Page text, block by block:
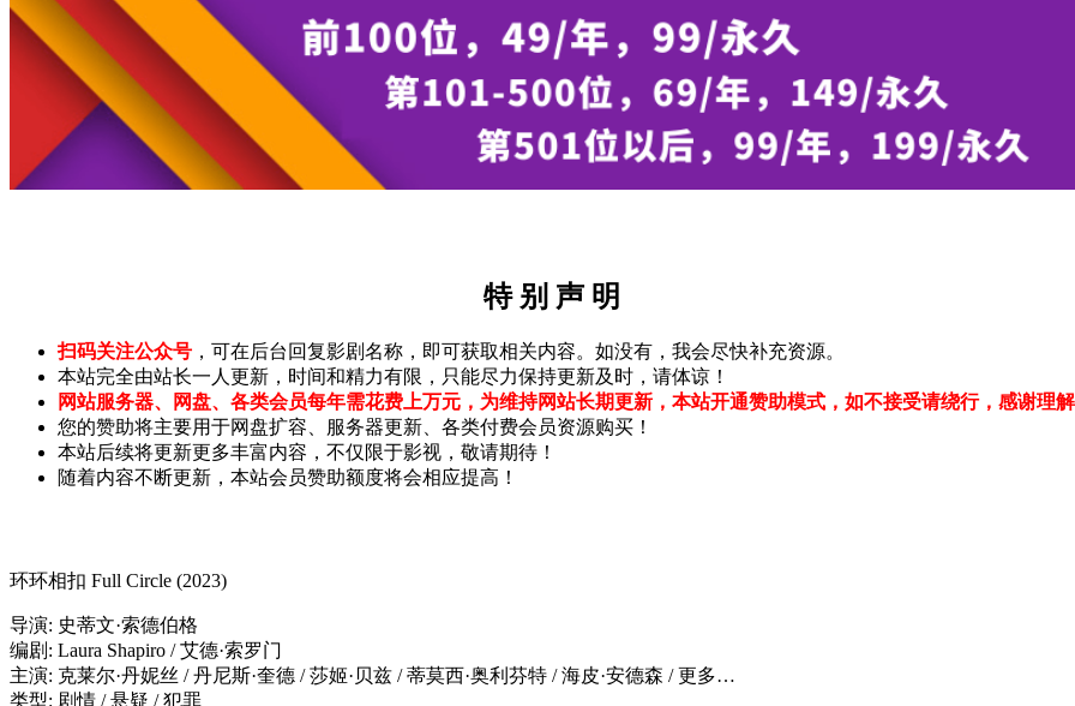
特 别 声 明
扫码关注公众号 ，可在后台回复影剧名称，即可获取相关内容。如没有，我会尽快补充资源。
本站完全由站长一人更新，时间和精力有限，只能尽力保持更新及时，请体谅！
网站服务器、网盘、各类会员每年需花费上万元，为维持网站长期更新，本站开通赞助模式，如不接受请绕行，感谢理解
您的赞助将主要用于网盘扩容、服务器更新、各类付费会员资源购买！
本站后续将更新更多丰富内容，不仅限于影视，敬请期待！
随着内容不断更新，本站会员赞助额度将会相应提高！
环环相扣 Full Circle (2023)
导演: 史蒂文·索德伯格
编剧: Laura Shapiro / 艾德·索罗门
主演: 克莱尔·丹妮丝 / 丹尼斯·奎德 / 莎姬·贝兹 / 蒂莫西·奥利芬特 / 海皮·安德森 / 更多…
类型: 剧情 / 悬疑 / 犯罪